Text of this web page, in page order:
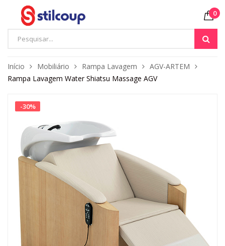
0
Início Mobiliário Rampa Lavagem
AGV-ARTEM
Rampa Lavagem Water Shiatsu Massage AGV
-30%